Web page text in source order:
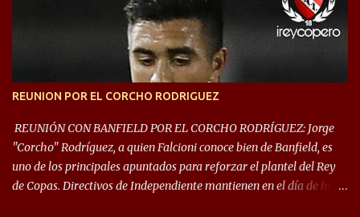
las fases de grupos de la #CopaLibertadores 2021. ¡Este año hay
noche de Copas Rey! ⚽🇦🇹👑🏆.
REUNION POR EL CORCHO RODRIGUEZ
REUNIÓN CON BANFIELD POR EL CORCHO RODRÍGUEZ: Jorge
"Corcho" Rodríguez, a quien Falcioni conoce bien de Banfield, es
uno de los principales apuntados para reforzar el plantel del Rey
de Copas. Directivos de Independiente mantienen en el día de hoy